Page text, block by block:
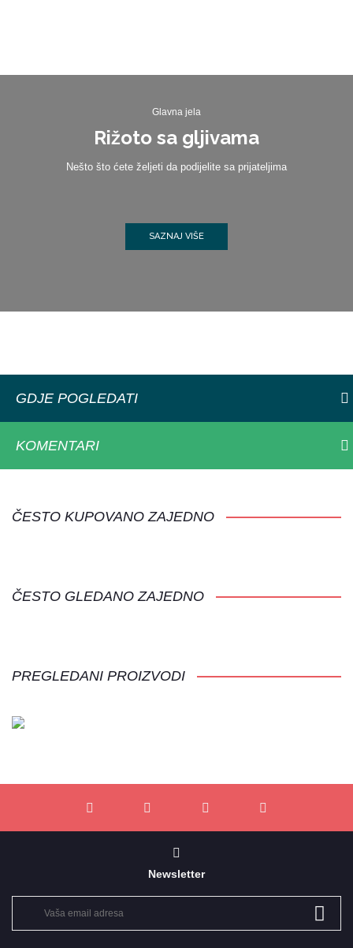
Glavna jela
Rižoto sa gljivama
Nešto što ćete željeti da podijelite sa prijateljima
SAZNAJ VIŠE
GDJE POGLEDATI
KOMENTARI
ČESTO KUPOVANO ZAJEDNO
ČESTO GLEDANO ZAJEDNO
PREGLEDANI PROIZVODI
Newsletter